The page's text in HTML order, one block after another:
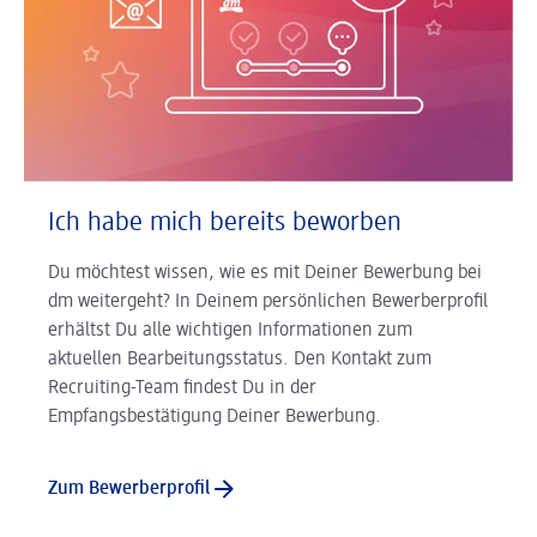
Ich habe mich bereits beworben
Du möchtest wissen, wie es mit Deiner Bewerbung bei
dm weitergeht? In Deinem persönlichen Bewerberprofil
erhältst Du alle wichtigen Informationen zum
aktuellen Bearbeitungsstatus. Den Kontakt zum
Recruiting-Team findest Du in der
Empfangsbestätigung Deiner Bewerbung.
Zum Bewerberprofil